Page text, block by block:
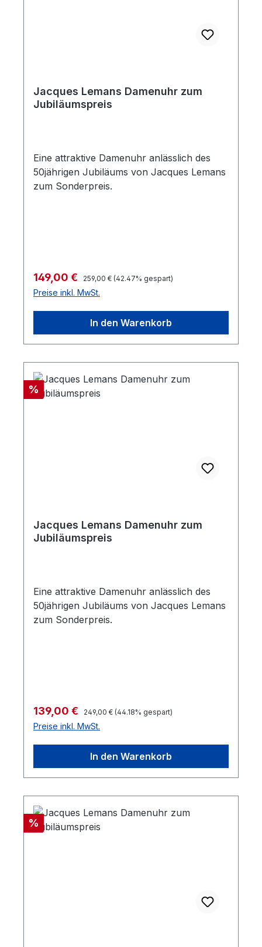
Cadmium Hg = Batterie enthält mehr als
Jacques Lemans Damenuhr zum
Jubiläumspreis
Eine attraktive Damenuhr anlässlich des
50jährigen Jubiläums von Jacques Lemans
zum Sonderpreis.
Verkaufspreis:
149,00 € Regulärer Preis:
259,00 € (42.47% gespart)
Preise inkl. MwSt.
In den Warenkorb
Rabatt
%
Jacques Lemans Damenuhr zum
Jubiläumspreis
Eine attraktive Damenuhr anlässlich des
50jährigen Jubiläums von Jacques Lemans
zum Sonderpreis.
Verkaufspreis:
139,00 € Regulärer Preis:
249,00 € (44.18% gespart)
Preise inkl. MwSt.
In den Warenkorb
Rabatt
%